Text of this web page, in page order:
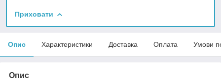
Приховати
Опис Характеристики Доставка Оплата Умови
Опис